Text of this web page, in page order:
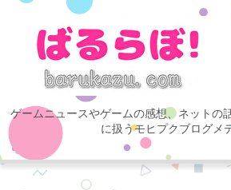
ゲームニュースやゲームの感想、ネットの
に扱うモヒプクブログメ